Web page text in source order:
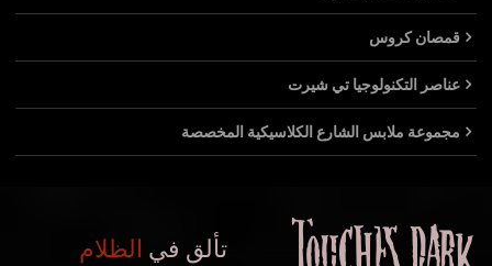
قمصان كروس
عناصر التكنولوجيا تي شيرت
مجموعة ملابس الشارع الكلاسيكية المخصصة
تألق في الظلام